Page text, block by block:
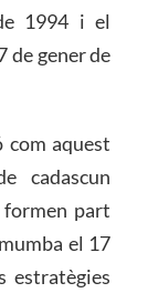
1994 i el
de gener de
com aquest
cadascun
formen part
el 17
estratègies